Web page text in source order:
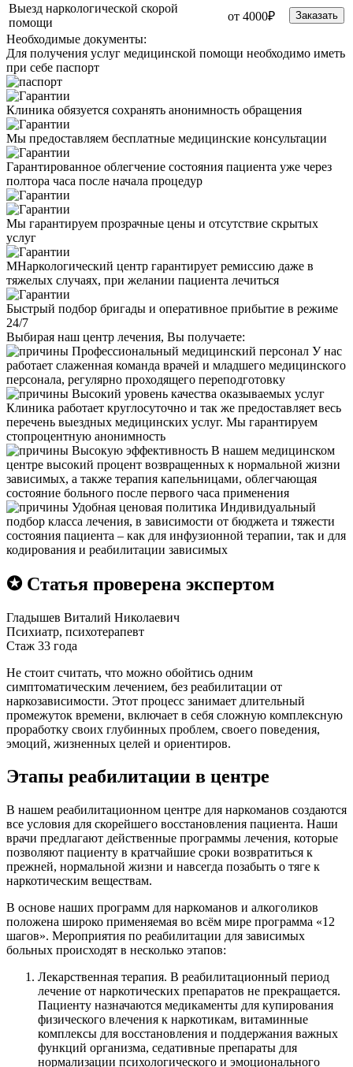
Выезд наркологической скорой
помощи
от 4000₽ Заказать
Необходимые документы:
Для получения услуг медицинской помощи необходимо иметь
при себе паспорт
Клиника обязуется сохранять анонимность обращения
Мы предоставляем бесплатные медицинские консультации
Гарантированное облегчение состояния пациента уже через
полтора часа после начала процедур
Мы гарантируем прозрачные цены и отсутствие скрытых
услуг
МНаркологический центр гарантирует ремиссию даже в
тяжелых случаях, при желании пациента лечиться
Быстрый подбор бригады и оперативное прибытие в режиме
24/7
Выбирая наш центр лечения, Вы получаете:
Профессиональный медицинский персонал У нас
работает слаженная команда врачей и младшего медицинского
персонала, регулярно проходящего переподготовку
Высокий уровень качества оказываемых услуг
Клиника работает круглосуточно и так же предоставляет весь
перечень выездных медицинских услуг. Мы гарантируем
стопроцентную анонимность
Высокую эффективность В нашем медицинском
центре высокий процент возвращенных к нормальной жизни
зависимых, а также терапия капельницами, облегчающая
состояние больного после первого часа применения
Удобная ценовая политика Индивидуальный
подбор класса лечения, в зависимости от бюджета и тяжести
состояния пациента – как для инфузионной терапии, так и для
кодирования и реабилитации зависимых
✪ Статья проверена экспертом
Гладышев Виталий Николаевич
Психиатр, психотерапевт
Стаж 33 года
Не стоит считать, что можно обойтись одним
симптоматическим лечением, без реабилитации от
наркозависимости. Этот процесс занимает длительный
промежуток времени, включает в себя сложную комплексную
проработку своих глубинных проблем, своего поведения,
эмоций, жизненных целей и ориентиров.
Этапы реабилитации в центре
В нашем реабилитационном центре для наркоманов создаются
все условия для скорейшего восстановления пациента. Наши
врачи предлагают действенные программы лечения, которые
позволяют пациенту в кратчайшие сроки возвратиться к
прежней, нормальной жизни и навсегда позабыть о тяге к
наркотическим веществам.
В основе наших программ для наркоманов и алкоголиков
положена широко применяемая во всём мире программа «12
шагов». Мероприятия по реабилитации для зависимых
больных происходят в несколько этапов:
Лекарственная терапия. В реабилитационный период
лечение от наркотических препаратов не прекращается.
Пациенту назначаются медикаменты для купирования
физического влечения к наркотикам, витаминные
комплексы для восстановления и поддержания важных
функций организма, седативные препараты для
нормализации психологического и эмоционального